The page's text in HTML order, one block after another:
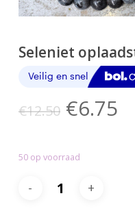
Seleniet
€12.50
was:
€12.50.
€6.75
50 op voorraad